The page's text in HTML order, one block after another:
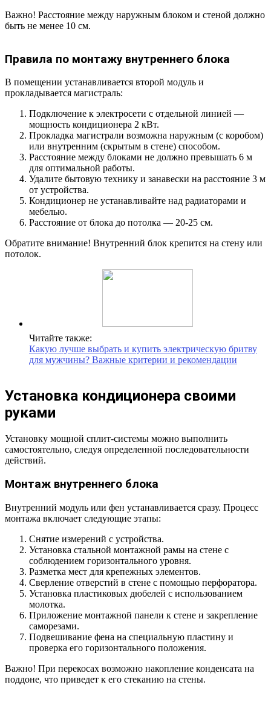
Важно! Расстояние между наружным блоком и стеной должно
быть не менее 10 см.
Правила по монтажу внутреннего блока
В помещении устанавливается второй модуль и
прокладывается магистраль:
Подключение к электросети с отдельной линией —
мощность кондиционера 2 кВт.
Прокладка магистрали возможна наружным (с коробом)
или внутренним (скрытым в стене) способом.
Расстояние между блоками не должно превышать 6 м
для оптимальной работы.
Удалите бытовую технику и занавески на расстояние 3 м
от устройства.
Кондиционер не устанавливайте над радиаторами и
мебелью.
Расстояние от блока до потолка — 20-25 см.
Обратите внимание! Внутренний блок крепится на стену или
потолок.
Читайте также:
Какую лучше выбрать и купить электрическую бритву
для мужчины? Важные критерии и рекомендации
Установка кондиционера своими
руками
Установку мощной сплит-системы можно выполнить
самостоятельно, следуя определенной последовательности
действий.
Монтаж внутреннего блока
Внутренний модуль или фен устанавливается сразу. Процесс
монтажа включает следующие этапы:
Снятие измерений с устройства.
Установка стальной монтажной рамы на стене с
соблюдением горизонтального уровня.
Разметка мест для крепежных элементов.
Сверление отверстий в стене с помощью перфоратора.
Установка пластиковых дюбелей с использованием
молотка.
Приложение монтажной панели к стене и закрепление
саморезами.
Подвешивание фена на специальную пластину и
проверка его горизонтального положения.
Важно! При перекосах возможно накопление конденсата на
поддоне, что приведет к его стеканию на стены.